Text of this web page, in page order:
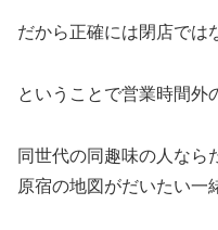
だから正確には閉店では
ということで営業時間外
同世代の同趣味の人なら
原宿の地図がだいたい一